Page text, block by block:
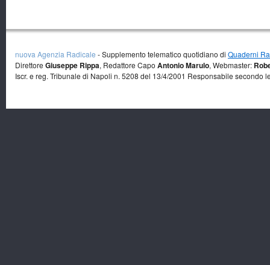
nuova Agenzia Radicale - Supplemento telematico quotidiano di Quaderni
Direttore Giuseppe Rippa, Redattore Capo Antonio Marulo, Webmaster:
Iscr. e reg. Tribunale di Napoli n. 5208 del 13/4/2001 Responsabile secondo